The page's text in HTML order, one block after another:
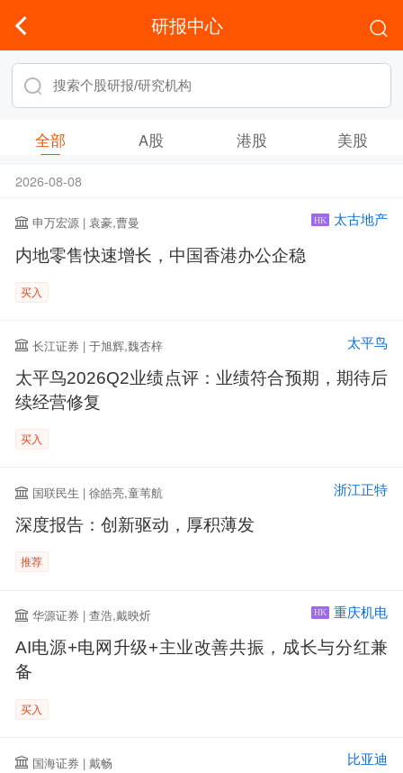
研报中心
全部 A股 港股 美股
2026-08-08
申万宏源 | 袁豪,曹曼 HK 太古地产
内地零售快速增长，中国香港办公企稳
买入
长江证券 | 于旭辉,魏杏梓 太平鸟
太平鸟2026Q2业绩点评：业绩符合预期，期待后
续经营修复
买入
国联民生 | 徐皓亮,童苇航 浙江正特
深度报告：创新驱动，厚积薄发
推荐
华源证券 | 查浩,戴映炘 HK 重庆机电
AI电源+电网升级+主业改善共振，成长与分红兼
备
买入
国海证券 | 戴畅 比亚迪